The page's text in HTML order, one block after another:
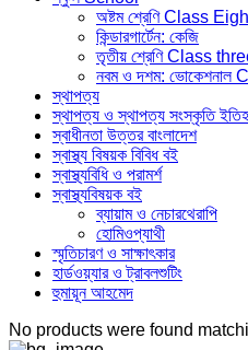
অষ্টম শ্রেণি Class
কিন্ডারগার্টেন: কেজি
তৃতীয় শ্রেণি Class
নবম ও দশম:
স্থাপত্য
স্থাপত্য ও স্থাপত্য সংস্কৃতি
স্বাধীনতা উত্তর বাংলাদেশ
স্বাস্থ্য বিষয়ক বিবিধ বই
স্বাস্থ্যবিধি ও পরামর্শ
স্বাস্থ্যবিষয়ক বই
ব্যায়াম ও নেচারথেরাপি
হোমিওপ্যাথী
স্মৃতিচারণ ও সাক্ষাৎকার
হার্ডওয়্যার ও ট্রাবলশুটিং
হুমায়ূন আহমেদ
No products were found